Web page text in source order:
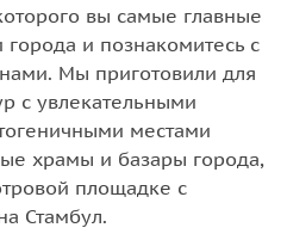
вы самые главные
города и познакомитесь с
Мы приготовили для
с увлекательными
местами
храмы и базары города,
площадке с
Стамбул.